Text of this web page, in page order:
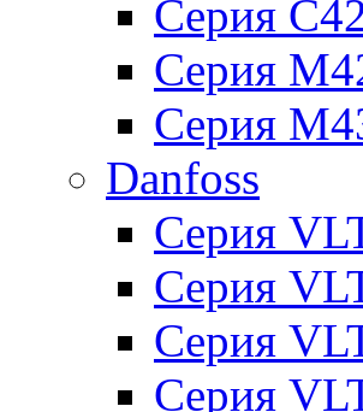
Серия
Серия
Серия
Danfoss
Серия
Серия
Серия
Серия